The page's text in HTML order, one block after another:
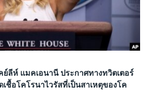
ย์ลีห์ แมคเอนานี ประกาศทางทวิตเตอร์
ชื้อโคโรนาไวรัสที่เป็นสาเหตุของโค